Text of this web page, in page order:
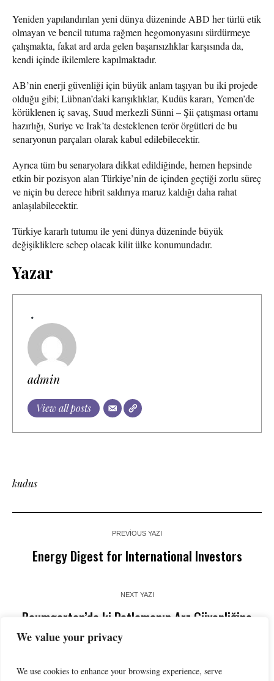
We value your privacy
We use cookies to enhance your browsing experience, serve
Yeniden yapılandırılan yeni dünya düzeninde ABD her türlü etik
olmayan ve bencil tutuma rağmen hegomonyasını sürdürmeye
çalışmakta, fakat ard arda gelen başarısızlıklar karşısında da,
kendi içinde ikilemlere kapılmaktadır.
AB’nin enerji güvenliği için büyük anlam taşıyan bu iki projede
olduğu gibi; Lübnan’daki karışıklıklar, Kudüs kararı, Yemen’de
körüklenen iç savaş, Suud merkezli Sünni – Şii çatışması ortamı
hazırlığı, Suriye ve Irak’ta desteklenen terör örgütleri de bu
senaryonun parçaları olarak kabul edilebilecektir.
Ayrıca tüm bu senaryolara dikkat edildiğinde, hemen hepsinde
etkin bir pozisyon alan Türkiye’nin de içinden geçtiği zorlu süreç
ve niçin bu derece hibrit saldırıya maruz kaldığı daha rahat
anlaşılabilecektir.
Türkiye kararlı tutumu ile yeni dünya düzeninde büyük
değişikliklere sebep olacak kilit ülke konumundadır.
Yazar
admin
View all posts
kudus
PREVIOUS YAZI
Energy Digest for International Investors
NEXT YAZI
Baumgarten’da ki Patlamanın Arz Güvenliğine
Etkileri